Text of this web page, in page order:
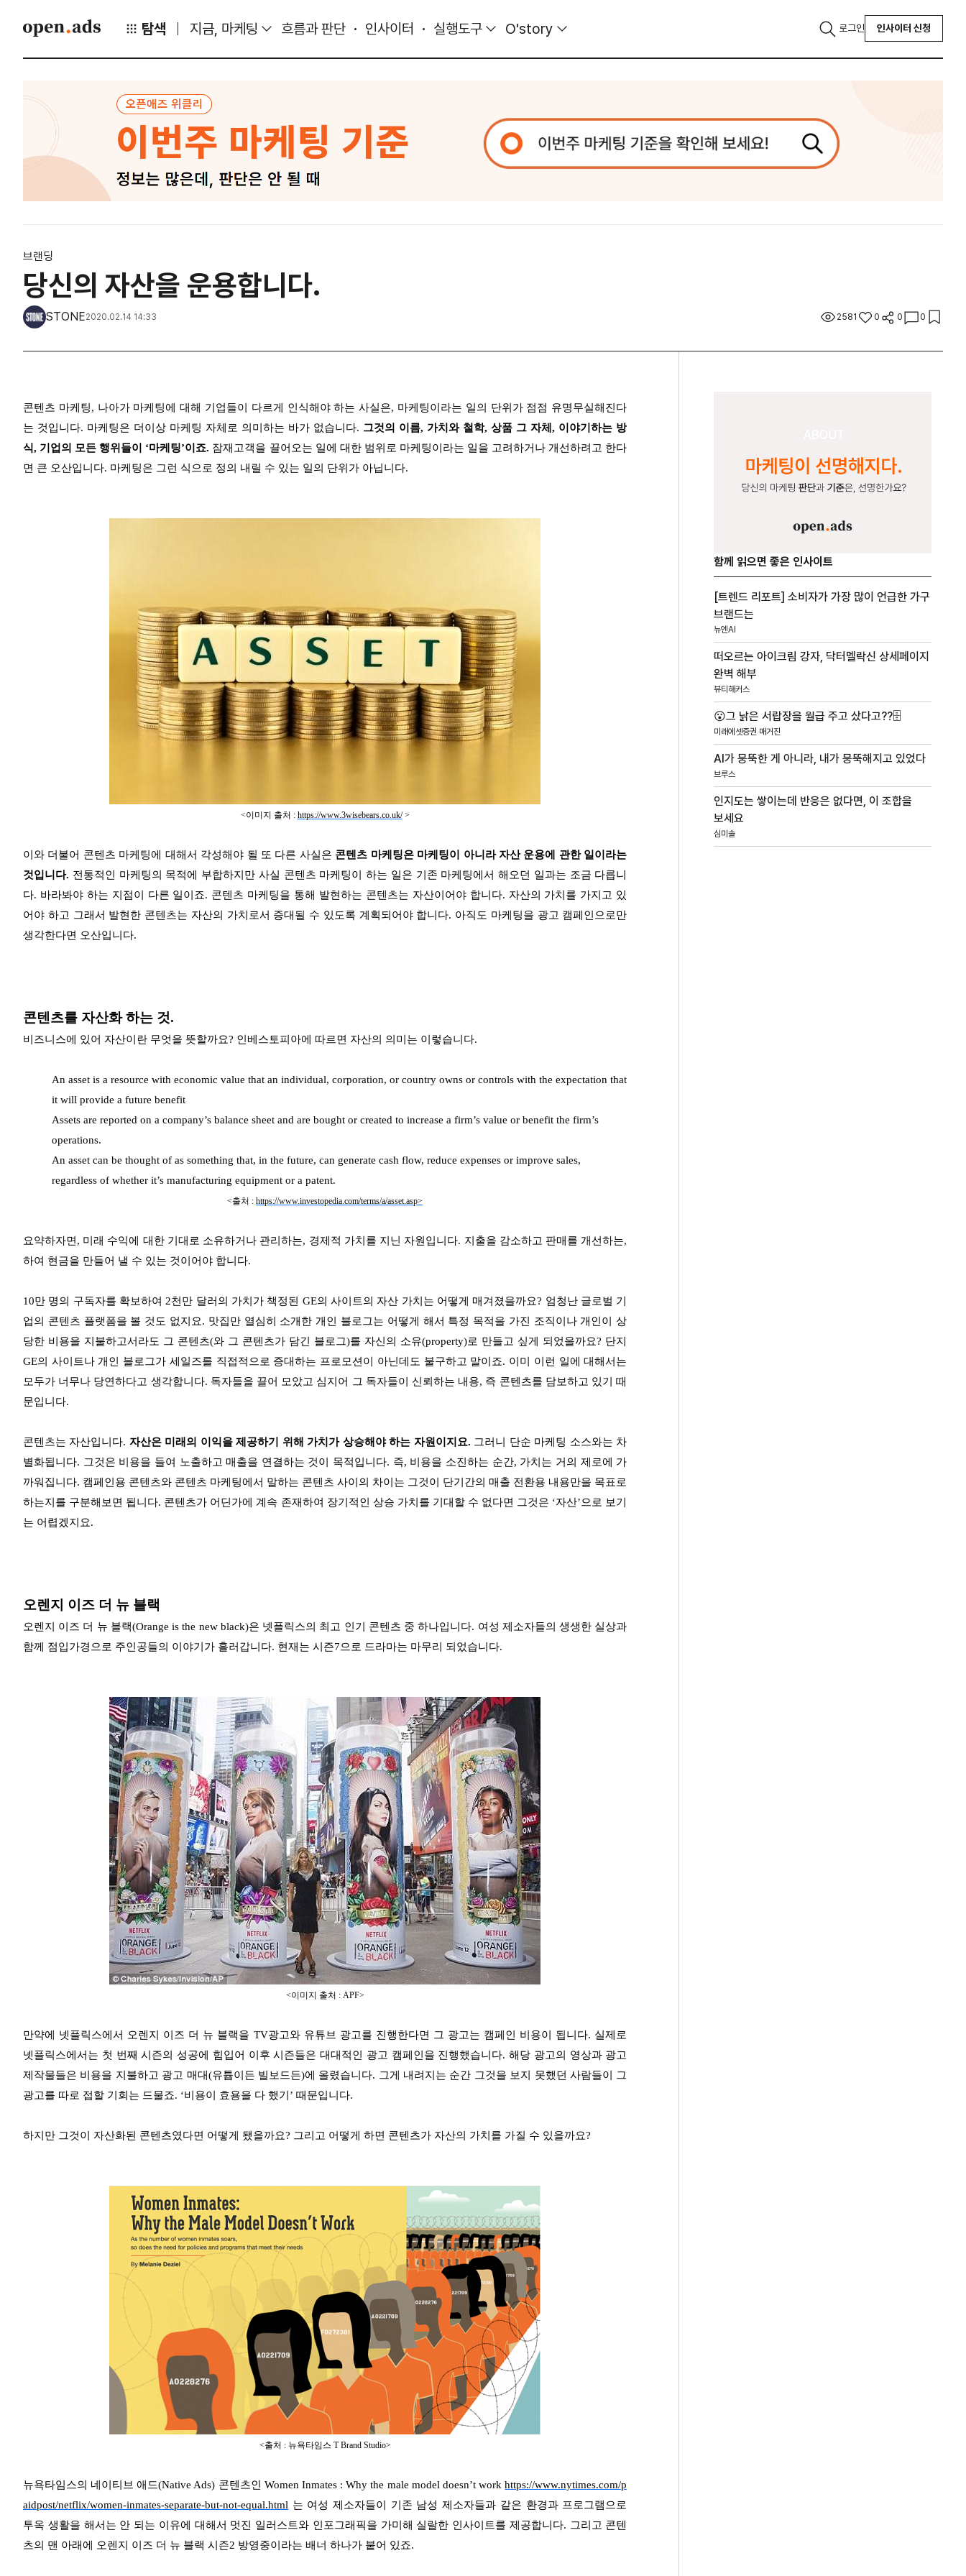
탐색 지금, 마케팅 흐름과 판단 인사이터 실행도구 O'story 로그인 인사이터 신청
브랜딩
당신의 자산을 운용합니다.
STONE2020.02.14 14:33 2581 0 0 0
콘텐츠 마케팅, 나아가 마케팅에 대해 기업들이 다르게 인식해야 하는 사실은, 마케팅이라는 일의 단위가 점점 유명무실해진다
는 것입니다. 마케팅은 더이상 마케팅 자체로 의미하는 바가 없습니다. 그것의 이름, 가치와 철학, 상품 그 자체, 이야기하는 방
식, 기업의 모든 행위들이 ‘마케팅’이죠. 잠재고객을 끌어오는 일에 대한 범위로 마케팅이라는 일을 고려하거나 개선하려고 한다
면 큰 오산입니다. 마케팅은 그런 식으로 정의 내릴 수 있는 일의 단위가 아닙니다.
<이미지 출처 : https://www.3wisebears.co.uk/>
이와 더불어 콘텐츠 마케팅에 대해서 각성해야 될 또 다른 사실은 콘텐츠 마케팅은 마케팅이 아니라 자산 운용에 관한 일이라는
것입니다. 전통적인 마케팅의 목적에 부합하지만 사실 콘텐츠 마케팅이 하는 일은 기존 마케팅에서 해오던 일과는 조금 다릅니
다. 바라봐야 하는 지점이 다른 일이죠. 콘텐츠 마케팅을 통해 발현하는 콘텐츠는 자산이어야 합니다. 자산의 가치를 가지고 있
어야 하고 그래서 발현한 콘텐츠는 자산의 가치로서 증대될 수 있도록 계획되어야 합니다. 아직도 마케팅을 광고 캠페인으로만
생각한다면 오산입니다.
콘텐츠를 자산화 하는 것.
비즈니스에 있어 자산이란 무엇을 뜻할까요? 인베스토피아에 따르면 자산의 의미는 이렇습니다.
An asset is a resource with economic value that an individual, corporation, or country owns or controls with the expectation that
it will provide a future benefit
Assets are reported on a company’s balance sheet and are bought or created to increase a firm’s value or benefit the firm’s
operations.
An asset can be thought of as something that, in the future, can generate cash flow, reduce expenses or improve sales,
regardless of whether it’s manufacturing equipment or a patent.
<출처 :https://www.investopedia.com/terms/a/asset.asp>
요약하자면, 미래 수익에 대한 기대로 소유하거나 관리하는, 경제적 가치를 지닌 자원입니다. 지출을 감소하고 판매를 개선하는,
하여 현금을 만들어 낼 수 있는 것이어야 합니다.
10만 명의 구독자를 확보하여 2천만 달러의 가치가 책정된 GE의 사이트의 자산 가치는 어떻게 매겨졌을까요? 엄청난 글로벌 기
업의 콘텐츠 플랫폼을 볼 것도 없지요. 맛집만 열심히 소개한 개인 블로그는 어떻게 해서 특정 목적을 가진 조직이나 개인이 상
당한 비용을 지불하고서라도 그 콘텐츠(와 그 콘텐츠가 담긴 블로그)를 자신의 소유(property)로 만들고 싶게 되었을까요? 단지
GE의 사이트나 개인 블로그가 세일즈를 직접적으로 증대하는 프로모션이 아닌데도 불구하고 말이죠. 이미 이런 일에 대해서는
모두가 너무나 당연하다고 생각합니다. 독자들을 끌어 모았고 심지어 그 독자들이 신뢰하는 내용, 즉 콘텐츠를 담보하고 있기 때
문입니다.
콘텐츠는 자산입니다. 자산은 미래의 이익을 제공하기 위해 가치가 상승해야 하는 자원이지요. 그러니 단순 마케팅 소스와는 차
별화됩니다. 그것은 비용을 들여 노출하고 매출을 연결하는 것이 목적입니다. 즉, 비용을 소진하는 순간, 가치는 거의 제로에 가
까워집니다. 캠페인용 콘텐츠와 콘텐츠 마케팅에서 말하는 콘텐츠 사이의 차이는 그것이 단기간의 매출 전환용 내용만을 목표로
하는지를 구분해보면 됩니다. 콘텐츠가 어딘가에 계속 존재하여 장기적인 상승 가치를 기대할 수 없다면 그것은 ‘자산’으로 보기
는 어렵겠지요.
오렌지 이즈 더 뉴 블랙
오렌지 이즈 더 뉴 블랙(Orange is the new black)은 넷플릭스의 최고 인기 콘텐츠 중 하나입니다. 여성 제소자들의 생생한 실상과
함께 점입가경으로 주인공들의 이야기가 흘러갑니다. 현재는 시즌7으로 드라마는 마무리 되었습니다.
<이미지 출처 : APF>
만약에 넷플릭스에서 오렌지 이즈 더 뉴 블랙을 TV광고와 유튜브 광고를 진행한다면 그 광고는 캠페인 비용이 됩니다. 실제로
넷플릭스에서는 첫 번째 시즌의 성공에 힘입어 이후 시즌들은 대대적인 광고 캠페인을 진행했습니다. 해당 광고의 영상과 광고
제작물들은 비용을 지불하고 광고 매대(유튭이든 빌보드든)에 올렸습니다. 그게 내려지는 순간 그것을 보지 못했던 사람들이 그
광고를 따로 접할 기회는 드물죠. ‘비용이 효용을 다 했기’ 때문입니다.
하지만 그것이 자산화된 콘텐츠였다면 어떻게 됐을까요? 그리고 어떻게 하면 콘텐츠가 자산의 가치를 가질 수 있을까요?
<출처 : 뉴욕타임스 T Brand Studio>
뉴욕타임스의 네이티브 애드(Native Ads) 콘텐츠인 Women Inmates : Why the male model doesn’t workhttps://www.nytimes.com/p
aidpost/netflix/women-inmates-separate-but-not-equal.html 는 여성 제소자들이 기존 남성 제소자들과 같은 환경과 프로그램으로
투옥 생활을 해서는 안 되는 이유에 대해서 멋진 일러스트와 인포그래픽을 가미해 실랄한 인사이트를 제공합니다. 그리고 콘텐
츠의 맨 아래에 오렌지 이즈 더 뉴 블랙 시즌2 방영중이라는 배너 하나가 붙어 있죠.
함께 읽으면 좋은 인사이트
[트렌드 리포트] 소비자가 가장 많이 언급한 가구
브랜드는
뉴엔AI
떠오르는 아이크림 강자, 닥터멜락신 상세페이지
완벽 해부
뷰티해커스
😮그 낡은 서랍장을 월급 주고 샀다고??🗄️
미래에셋증권 매거진
AI가 뭉뚝한 게 아니라, 내가 뭉뚝해지고 있었다
브루스
인지도는 쌓이는데 반응은 없다면, 이 조합을
보세요
심미솔